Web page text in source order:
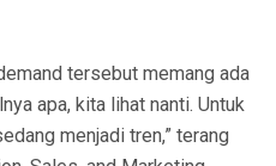
tersebut memang ada
apa, kita lihat nanti. Untuk
menjadi tren,” terang